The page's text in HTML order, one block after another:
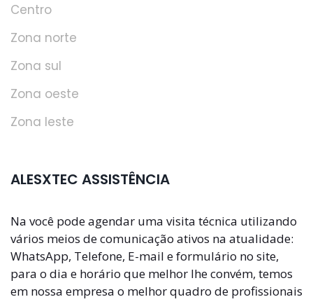
Centro
Zona norte
Zona sul
Zona oeste
Zona leste
ALESXTEC ASSISTÊNCIA
Na você pode agendar uma visita técnica utilizando
vários meios de comunicação ativos na atualidade:
WhatsApp, Telefone, E-mail e formulário no site,
para o dia e horário que melhor lhe convém, temos
em nossa empresa o melhor quadro de profissionais